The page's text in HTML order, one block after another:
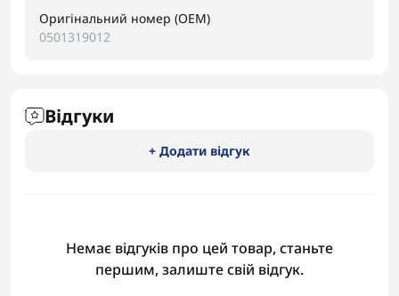
Оригінальний номер (OEM)
0501319012
Відгуки
+ Додати відгук
Немає відгуків про цей товар, станьте
першим, залиште свій відгук.